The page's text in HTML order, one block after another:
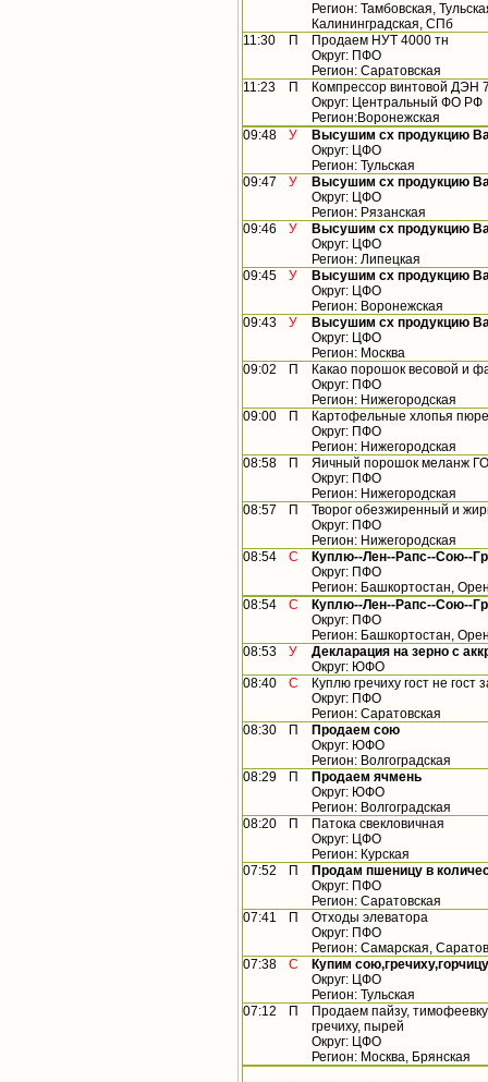
Регион: Тамбовская,
Калининградская, СПб
11:30
П
Продаем НУТ 4000 тн
Округ: ПФО
Регион: Саратовская
11:23
П
Компрессор винтовой ДЭН
Округ: Центральный ФО РФ
Регион:Воронежская
09:48
У
Высушим сх продукцию
Округ: ЦФО
Регион: Тульская
09:47
У
Высушим сх продукцию
Округ: ЦФО
Регион: Рязанская
09:46
У
Высушим сх продукцию
Округ: ЦФО
Регион: Липецкая
09:45
У
Высушим сх продукцию
Округ: ЦФО
Регион: Воронежская
09:43
У
Высушим сх продукцию
Округ: ЦФО
Регион: Москва
09:02
П
Какао порошок весовой и
Округ: ПФО
Регион: Нижегородская
09:00
П
Картофельные хлопья
Округ: ПФО
Регион: Нижегородская
08:58
П Яичный порошок меланж
Округ: ПФО
Регион: Нижегородская
08:57
П Творог обезжиренный и
Округ: ПФО
Регион: Нижегородская
08:54
С
Куплю--Лен--Рапс--Сою--
Округ: ПФО
Регион: Башкортостан,
08:54
С
Куплю--Лен--Рапс--Сою--
Округ: ПФО
Регион: Башкортостан,
08:53
У
Декларация на зерно с
Округ: ЮФО
08:40
С
Куплю гречиху гост не гост
Округ: ПФО
Регион: Саратовская
08:30
П
Продаем сою
Округ: ЮФО
Регион: Волгоградская
08:29
П
Продаем ячмень
Округ: ЮФО
Регион: Волгоградская
08:20
П
Патока свекловичная
Округ: ЦФО
Регион: Курская
07:52
П
Продам пшеницу в
Округ: ПФО
Регион: Саратовская
07:41
П Отходы элеватора
Округ: ПФО
Регион: Самарская,
07:38
С
Купим
Округ: ЦФО
Регион: Тульская
07:12
П
Продаем пайзу,
гречиху, пырей
Округ: ЦФО
Регион: Москва, Брянская